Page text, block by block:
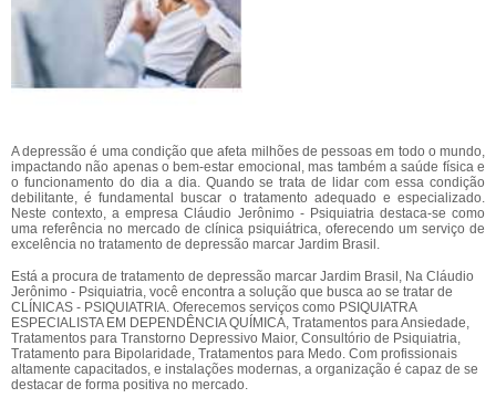
A depressão é uma condição que afeta milhões de pessoas em todo o mundo,
impactando não apenas o bem-estar emocional, mas também a saúde física e
o funcionamento do dia a dia. Quando se trata de lidar com essa condição
debilitante, é fundamental buscar o tratamento adequado e especializado.
Neste contexto, a empresa Cláudio Jerônimo - Psiquiatria destaca-se como
uma referência no mercado de clínica psiquiátrica, oferecendo um serviço de
excelência no tratamento de depressão marcar Jardim Brasil.
Está a procura de tratamento de depressão marcar Jardim Brasil, Na Cláudio
Jerônimo - Psiquiatria, você encontra a solução que busca ao se tratar de
CLÍNICAS - PSIQUIATRIA. Oferecemos serviços como PSIQUIATRA
ESPECIALISTA EM DEPENDÊNCIA QUÍMICA, Tratamentos para Ansiedade,
Tratamentos para Transtorno Depressivo Maior, Consultório de Psiquiatria,
Tratamento para Bipolaridade, Tratamentos para Medo. Com profissionais
altamente capacitados, e instalações modernas, a organização é capaz de se
destacar de forma positiva no mercado.